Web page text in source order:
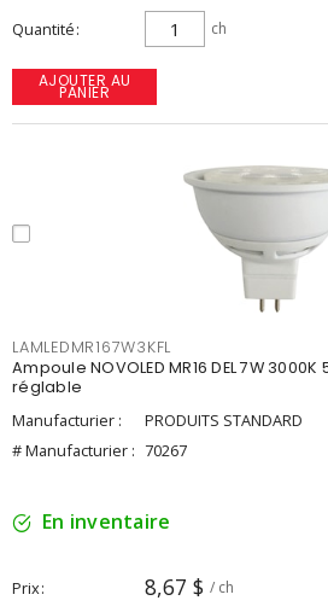
Quantité ch
AJOUTER AU
PANIER
LAMLEDMR167W3KFL
Ampoule NOVOLED MR16 DEL 7W
réglable
Manufacturier :
PRODUITS STANDARD
# Manufacturier : 70267
En inventaire
Prix 8,67 $ / ch